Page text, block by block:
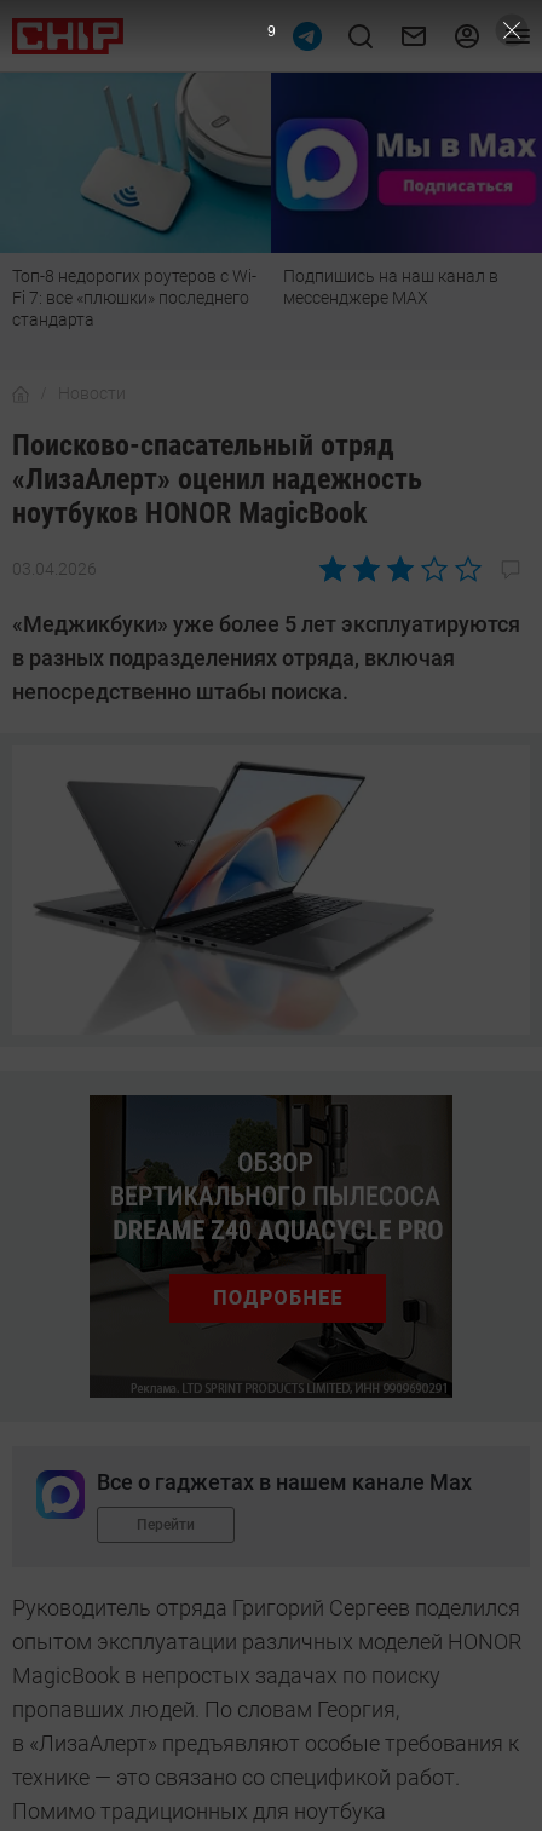
Топ-8 недорогих роутеров с Wi-
Fi 7: все «плюшки» последнего
стандарта
Подпишись на наш канал в
мессенджере МАХ
Новости
Поисково-спасательный отряд
«ЛизаАлерт» оценил надежность
ноутбуков HONOR MagicBook
03.04.2026
Автор:
«Меджикбуки» уже более 5 лет эксплуатируются
в разных подразделениях отряда, включая
непосредственно штабы поиска.
Все о гаджетах в нашем канале Max
Перейти
Руководитель отряда Григорий Сергеев поделился
опытом эксплуатации различных моделей HONOR
MagicBook в непростых задачах по поиску
пропавших людей. По словам Георгия,
в «ЛизаАлерт» предъявляют особые требования к
технике — это связано со спецификой работ.
Помимо традиционных для ноутбука
8